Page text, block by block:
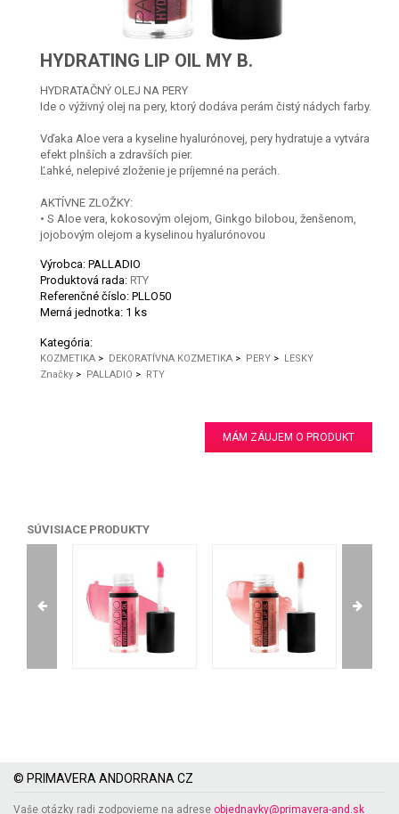
HYDRATING LIP OIL MY B.
HYDRATAČNÝ OLEJ NA PERY
Ide o výživný olej na pery, ktorý dodáva perám čistý nádych farby.
Vďaka Aloe vera a kyseline hyalurónovej, pery hydratuje a vytvára
efekt plnších a zdravších pier.
Ľahké, nelepivé zloženie je príjemné na perách.
AKTÍVNE ZLOŽKY:
• S Aloe vera, kokosovým olejom, Ginkgo bilobou, ženšenom,
jojobovým olejom a kyselinou hyalurónovou
Výrobca: PALLADIO
Produktová rada: RTY
Referenčné číslo: PLLO50
Merná jednotka: 1 ks
Kategória:
KOZMETIKA > DEKORATÍVNA KOZMETIKA > PERY > LESKY
Značky > PALLADIO > RTY
MÁM ZÁUJEM O PRODUKT
SÚVISIACE PRODUKTY
© PRIMAVERA ANDORRANA CZ
Vaše otázky radi zodpovieme na adrese objednavky@primavera-and.sk